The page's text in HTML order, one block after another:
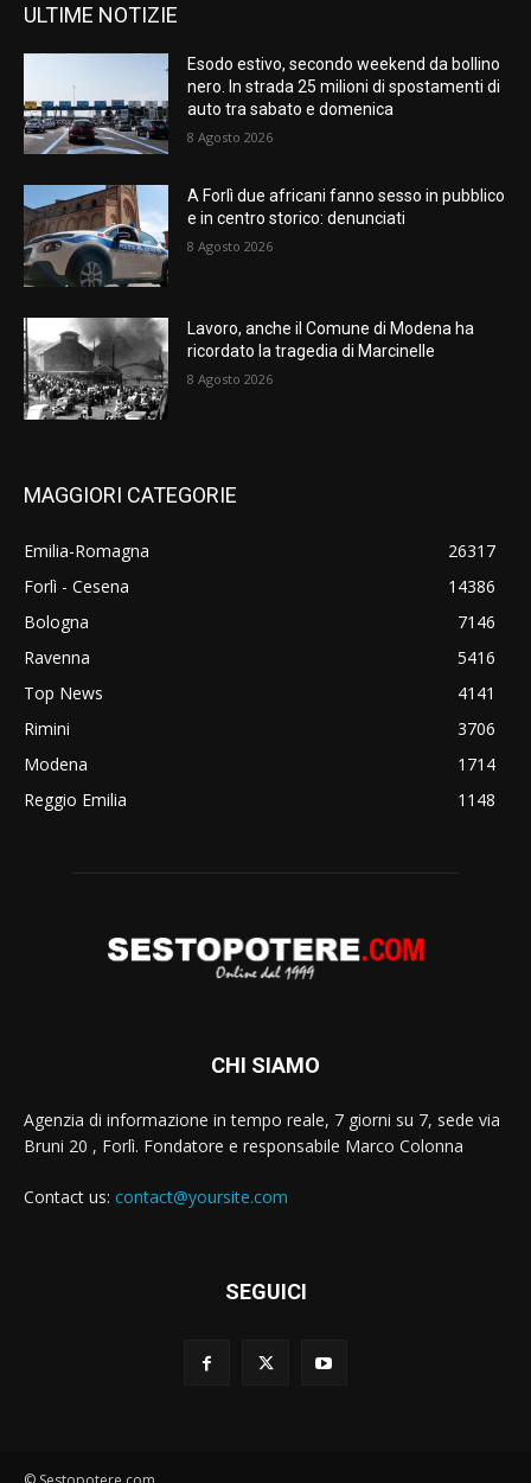
ULTIME NOTIZIE
Esodo estivo, secondo weekend da bollino
nero. In strada 25 milioni di spostamenti di
auto tra sabato e domenica
8 Agosto 2026
A Forlì due africani fanno sesso in pubblico
e in centro storico: denunciati
8 Agosto 2026
Lavoro, anche il Comune di Modena ha
ricordato la tragedia di Marcinelle
8 Agosto 2026
MAGGIORI CATEGORIE
Emilia-Romagna
26317
Forlì - Cesena
14386
Bologna
7146
Ravenna
5416
Top News
4141
Rimini
3706
Modena
1714
Reggio Emilia
1148
CHI SIAMO
Agenzia di informazione in tempo reale, 7 giorni su 7, sede via
Bruni 20 , Forlì. Fondatore e responsabile Marco Colonna
Contact us: contact@yoursite.com
SEGUICI